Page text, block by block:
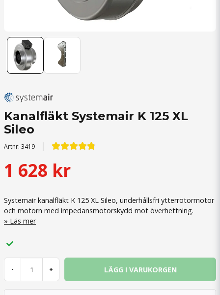
Kanalfläkt Systemair K 125 XL
Sileo
Artnr: 3419
1 628 kr
Systemair kanalfläkt K 125 XL Sileo, underhållsfri ytterrotormotor
och motorn med impedansmotorskydd mot överhettning.
Läs mer
- + LÄGG I VARUKORGEN